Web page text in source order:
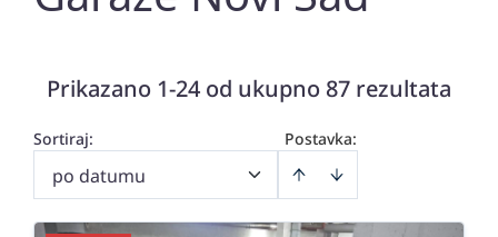
Prikazano 1-24 od ukupno 87 rezultata
Postavka:
Sortiraj:
po datumu